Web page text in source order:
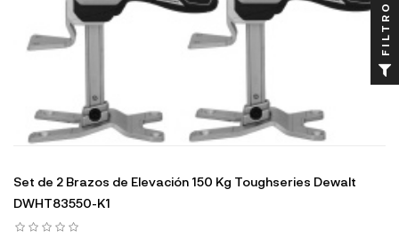
Set de 2 Brazos de Elevación 150 Kg Toughseries Dewalt
DWHT83550-K1
FILTRO